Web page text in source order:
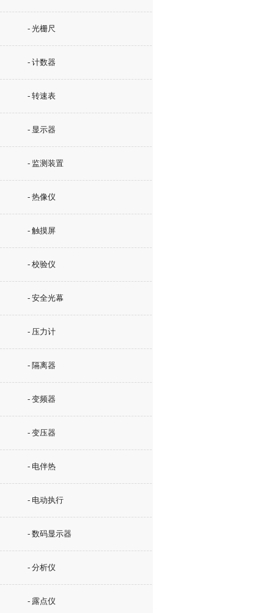
- 光栅尺
- 计数器
- 转速表
- 显示器
- 监测装置
- 热像仪
- 触摸屏
- 校验仪
- 安全光幕
- 压力计
- 隔离器
- 变频器
- 变压器
- 电伴热
- 电动执行
- 数码显示器
- 分析仪
- 露点仪